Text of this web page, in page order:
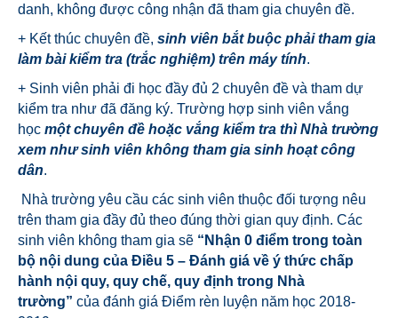
danh, không được công nhận đã tham gia chuyên đề.
+ Kết thúc chuyên đề, sinh viên bắt buộc phải tham gia
làm bài kiểm tra (trắc nghiệm) trên máy tính.
+ Sinh viên phải đi học đầy đủ 2 chuyên đề và tham dự
kiểm tra như đã đăng ký. Trường hợp sinh viên vắng
học một chuyên đề hoặc vắng kiểm tra thì Nhà trường
xem như sinh viên không tham gia sinh hoạt công
dân.
Nhà trường yêu cầu các sinh viên thuộc đối tượng nêu
trên tham gia đầy đủ theo đúng thời gian quy định. Các
sinh viên không tham gia sẽ “Nhận 0 điểm trong toàn
bộ nội dung của Điều 5 – Đánh giá về ý thức chấp
hành nội quy, quy chế, quy định trong Nhà
trường” của đánh giá Điểm rèn luyện năm học 2018-